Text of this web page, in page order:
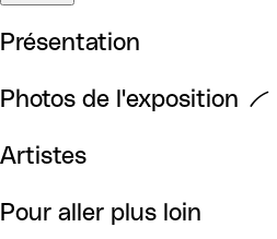
Présentation
Photos de l'exposition
Artistes
Pour aller plus loin